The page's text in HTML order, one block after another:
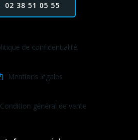
02 38 51 05 55
de confidentialité.
Mentions légales
Condition général de vente